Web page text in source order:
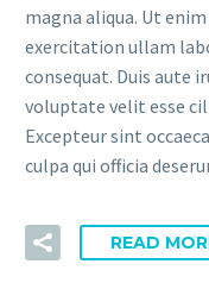
magna aliqua. Ut
exercitation ullam
consequat. Duis aute
voluptate velit esse
Excepteur sint
culpa qui officia
READ